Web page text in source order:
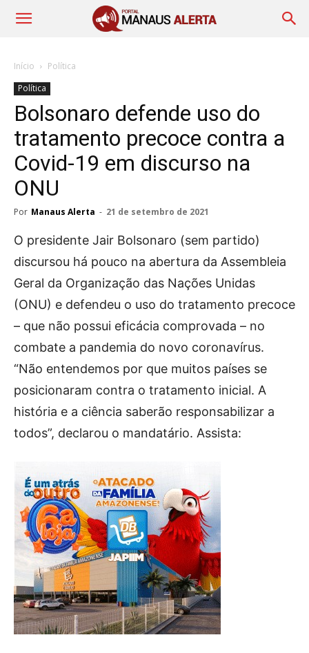
Início
Política
Política
Bolsonaro defende uso do
tratamento precoce contra a
Covid-19 em discurso na
ONU
Por Manaus Alerta - 21 de setembro de 2021
O presidente Jair Bolsonaro (sem partido)
discursou há pouco na abertura da Assembleia
Geral da Organização das Nações Unidas
(ONU) e defendeu o uso do tratamento precoce
– que não possui eficácia comprovada – no
combate a pandemia do novo coronavírus.
“Não entendemos por que muitos países se
posicionaram contra o tratamento inicial. A
história e a ciência saberão responsabilizar a
todos”, declarou o mandatário. Assista: